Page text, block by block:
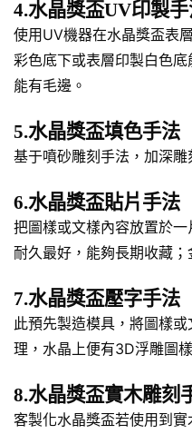
4.水晶獎盃UV印製
使用UV機器在水晶獎盃表
彩色底下或表層印製白色
能有毛邊。
5.水晶獎盃填色手法
基于噴砂雕刻手法，加深
6.水晶獎盃貼片手法
把圖樣或文樣內容放置於
耐久最好，能夠長期收藏
7.水晶獎盃壓字手法
此預先製造模具，將圖樣
理，水晶上便有3D浮雕圖
8.水晶獎盃實木雕刻
客製化水晶獎盃若使用到